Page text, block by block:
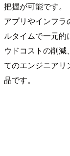
把握が可能です。
アプリやインフ
ルタイムで⼀元的
ウドコストの削
てのエンジニアリ
品です。